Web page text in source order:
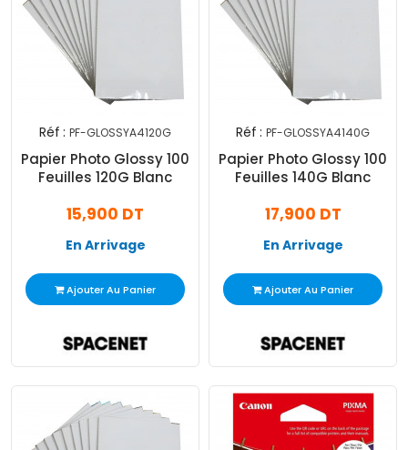
Réf : PF-GLOSSYA4120G
Papier Photo Glossy 100
Feuilles 120G Blanc
15,900 DT
En Arrivage
Ajouter Au Panier
Réf : PF-GLOSSYA4140G
Papier Photo Glossy 100
Feuilles 140G Blanc
17,900 DT
En Arrivage
Ajouter Au Panier